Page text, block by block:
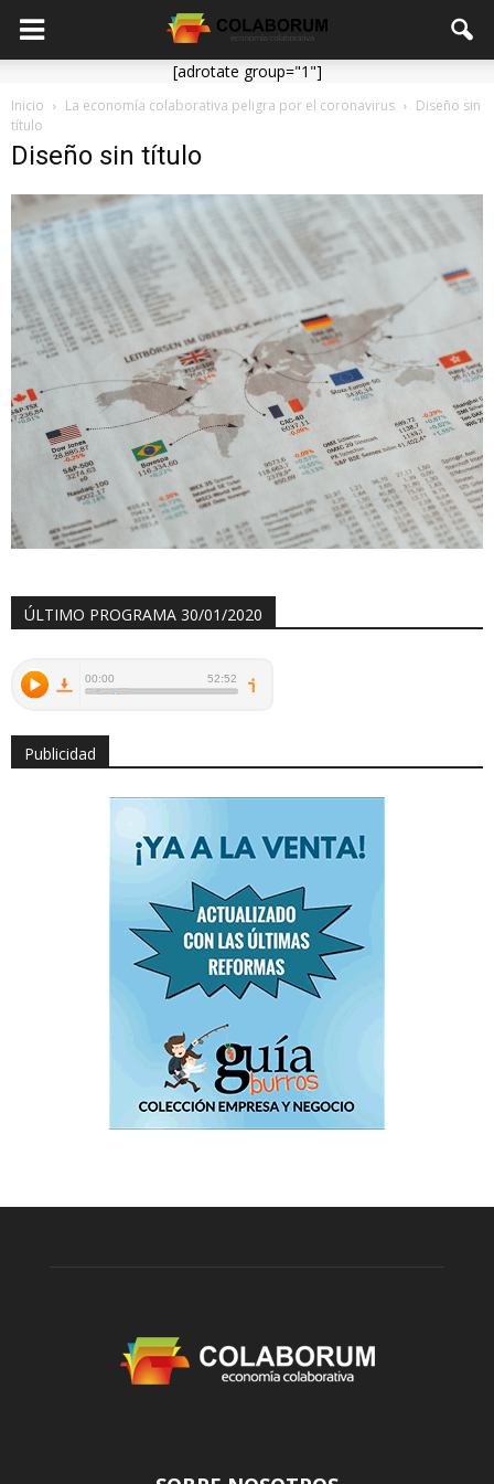
[adrotate group="1"]
Inicio La economía colaborativa peligra por el coronavirus
Diseño sin
título
Diseño sin título
ÚLTIMO PROGRAMA 30/01/2020
Publicidad